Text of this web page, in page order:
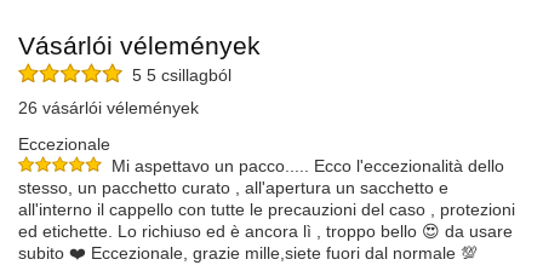
Vásárlói vélemények
5 5 csillagból
26 vásárlói vélemények
Eccezionale
Mi aspettavo un pacco..... Ecco l'eccezionalità dello
stesso, un pacchetto curato , all'apertura un sacchetto e
all'interno il cappello con tutte le precauzioni del caso , protezioni
ed etichette. Lo richiuso ed è ancora lì , troppo bello 😍 da usare
subito ❤️ Eccezionale, grazie mille,siete fuori dal normale 💯